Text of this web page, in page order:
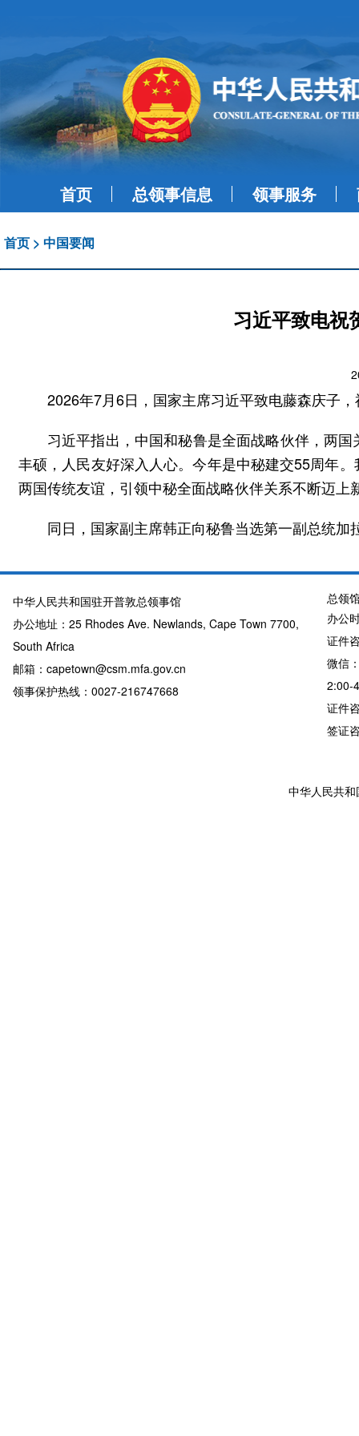
首页 总领事信息 领事服务
首页 > 中国要闻
习近平致电祝
2026年7月6日，国家主席习近平致电藤森庆子
习近平指出，中国和秘鲁是全面战略伙伴，两
丰硕，人民友好深入人心。今年是中秘建交55周年
两国传统友谊，引领中秘全面战略伙伴关系不断迈上
同日，国家副主席韩正向秘鲁当选第一副总统加
中华人民共和国驻开普敦总领事馆
办公地址：25 Rhodes Ave. Newlands, Cape Town 7700,
South Africa
邮箱：capetown@csm.mfa.gov.cn
领事保护热线：0027-216747668
总领
办公
证件
微信
2:00-
证件
签证
中华人民共